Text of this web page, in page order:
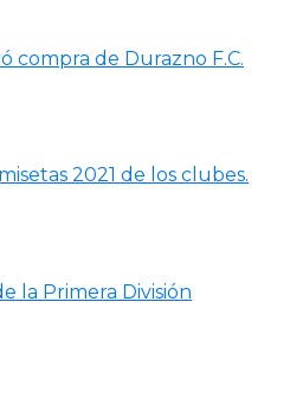
compra de Durazno F.C.
2021 de los clubes.
la Primera División